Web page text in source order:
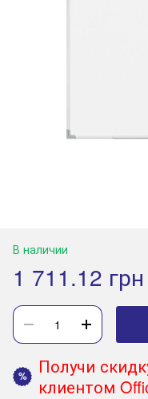
В наличии
1 711.12 грн
%
Получи
клиентом